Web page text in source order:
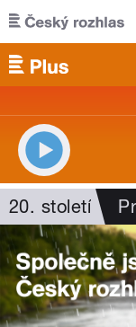
Přejít k hlavnímu
20. století